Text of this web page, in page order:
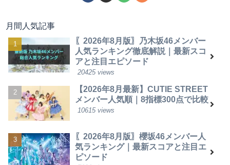
月間人気記事
〖2026年8月版〗乃木坂46メンバー
人気ランキング徹底解説｜最新スコ
アと注目エピソード
20425 views
【2026年8月最新】CUTIE STREET
メンバー人気順｜8指標300点で比較
10615 views
〖2026年8月版〗櫻坂46メンバー人
気ランキング｜最新スコアと注目エ
ピソード